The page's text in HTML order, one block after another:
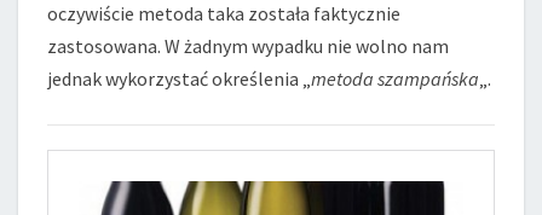
oczywiście metoda taka została faktycznie
zastosowana. W żadnym wypadku nie wolno nam
jednak wykorzystać określenia „metoda szampańska„.